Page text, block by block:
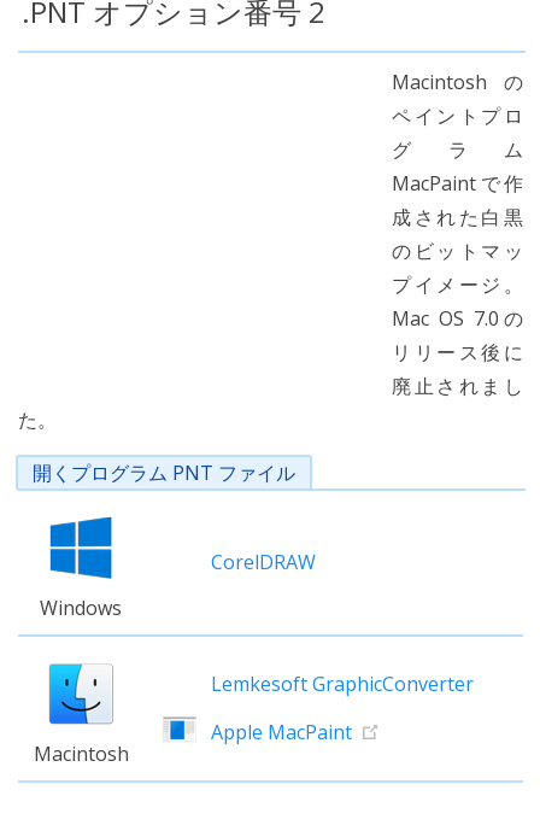
.PNT オプション番号 2
Macintoshの
ペイントプロ
グラム
MacPaintで作
成された白黒
のビットマッ
プイメージ。
Mac OS 7.0の
リリース後に
廃止されまし
た。
開くプログラム PNT ファイル
Windows
CorelDRAW
Macintosh
Lemkesoft GraphicConverter
Apple MacPaint